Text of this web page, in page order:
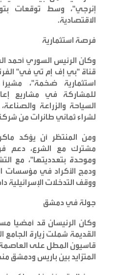
إنرجي"، وسط توقعات
الاقتصادية.
فرصة استثمارية
وكان الرئيس السوري أحمد
قناة "بي إف إم تي في"
استثمارية ضخمة"،
للمشاركة في مشاريع
السياحة والزراعة
لشراء ثماني طائرات من
ومن المنتظر أن يؤكد
مشترك مع الشرع، دعم
وموحدة بتعدديتها"، مع
ودمج الأكراد في مؤسسات
ووقف التدخلات الإسرائيلية
جولة في دمشق
وكان الرئيسان قد أمضيا
القديمة شملت زيارة الجامع
قاسيون المطل على
المتزايد بين باريس ودمشق